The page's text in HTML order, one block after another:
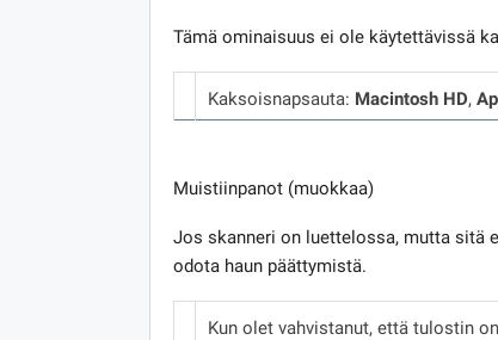
Tämä ominaisuus ei ole käytettävissä
Kaksoisnapsauta: Macintosh HD,
Muistiinpanot (muokkaa)
Jos skanneri on luettelossa, mutta sitä
odota haun päättymistä.
Kun olet vahvistanut, että tulostin